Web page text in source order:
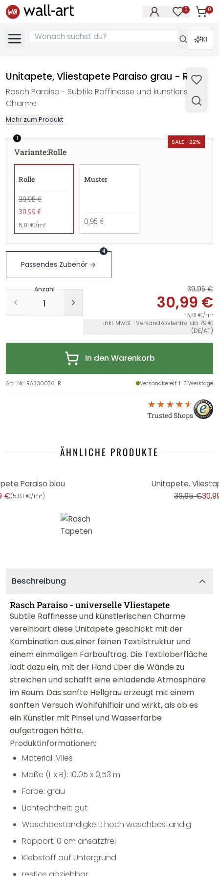
0 0
KI
Unitapete, Vliestapete Paraiso grau - Rolle
Rasch Paraiso - Subtile Raffinesse und künstlerischer
Charme
Mehr zum Produkt
SALE -22%
1
Variante:Rolle
Rolle
39,95 €
30,99 €
5,81 €/m²
Muster
0,95 €
Passendes Zubehör
4
Anzahl 39,95 €
30,99 €
5,81 €/m²
inkl. MwSt. · Versandkostenfrei ab 79 €
(DE/AT)
In den Warenkorb
Art.-Nr.: RA330076-R Versandbereit: 1-3 Werktage
Trusted Shops
ÄHNLICHE PRODUKTE
Paraiso blau
€(5,81 €/m²)
Unitapete,
39,95 €
Beschreibung
Rasch Paraiso - universelle Vliestapete
Subtile Raffinesse und künstlerischen Charme
vereinbart diese Unitapete geschickt mit der
Kombination aus einer feinen Textilstruktur und
einem einmaligen Farbauftrag. Die Textiloberfläche
lädt dazu ein, mit der Hand über die Wände zu
streichen und schafft eine einladende Atmosphäre
im Raum. Das sanfte Hellgrau erzeugt mit einem
sanften Versuch Wohlfühlflair und wirkt, als ob es
ein Künstler mit Pinsel und Wasserfarbe
aufgetragen hätte.
Produktinformationen:
Material: Vlies
Maße (L x B): 10,05 x 0,53 m
Farbe: grau
Lichtechtheit: gut
Waschbeständigkeit: hoch waschbeständig
Rapport: 0 cm ansatzfrei
Klebstoff auf Untergrund